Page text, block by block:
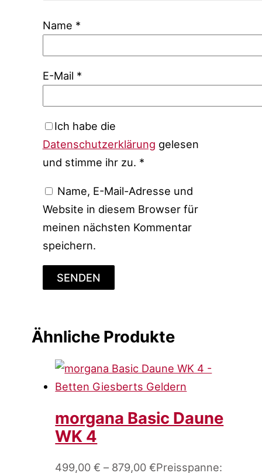
Name *
E-Mail *
Ich habe die
Datenschutzerklärung gelesen
und stimme ihr zu. *
Name, E-Mail-Adresse und
Website in diesem Browser für
meinen nächsten Kommentar
speichern.
Ähnliche Produkte
morgana Basic Daune
WK 4
499,00€ – 879,00€Preisspanne: